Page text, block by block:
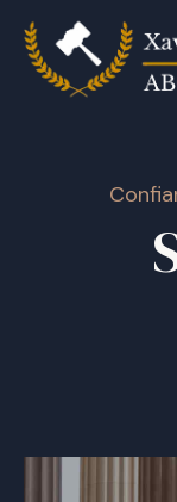
content